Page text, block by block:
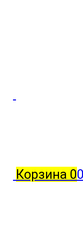
Корзина 0